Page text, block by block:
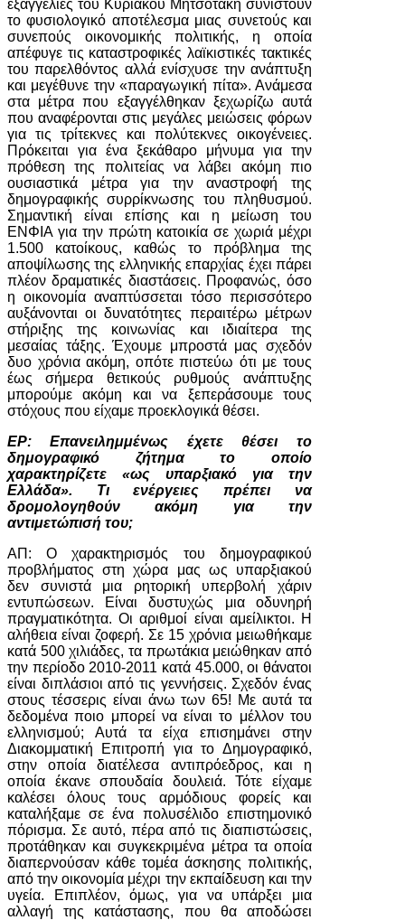
εξαγγελίες του Κυριάκου Μητσοτάκη συνιστούν
το φυσιολογικό αποτέλεσμα μιας συνετούς και
συνεπούς οικονομικής πολιτικής, η οποία
απέφυγε τις καταστροφικές λαϊκιστικές τακτικές
του παρελθόντος αλλά ενίσχυσε την ανάπτυξη
και μεγέθυνε την «παραγωγική πίτα». Ανάμεσα
στα μέτρα που εξαγγέλθηκαν ξεχωρίζω αυτά
που αναφέρονται στις μεγάλες μειώσεις φόρων
για τις τρίτεκνες και πολύτεκνες οικογένειες.
Πρόκειται για ένα ξεκάθαρο μήνυμα για την
πρόθεση της πολιτείας να λάβει ακόμη πιο
ουσιαστικά μέτρα για την αναστροφή της
δημογραφικής συρρίκνωσης του πληθυσμού.
Σημαντική είναι επίσης και η μείωση του
ΕΝΦΙΑ για την πρώτη κατοικία σε χωριά μέχρι
1.500 κατοίκους, καθώς το πρόβλημα της
αποψίλωσης της ελληνικής επαρχίας έχει πάρει
πλέον δραματικές διαστάσεις. Προφανώς, όσο
η οικονομία αναπτύσσεται τόσο περισσότερο
αυξάνονται οι δυνατότητες περαιτέρω μέτρων
στήριξης της κοινωνίας και ιδιαίτερα της
μεσαίας τάξης. Έχουμε μπροστά μας σχεδόν
δυο χρόνια ακόμη, οπότε πιστεύω ότι με τους
έως σήμερα θετικούς ρυθμούς ανάπτυξης
μπορούμε ακόμη και να ξεπεράσουμε τους
στόχους που είχαμε προεκλογικά θέσει.
ΕΡ: Επανειλημμένως έχετε θέσει το
δημογραφικό ζήτημα το οποίο
χαρακτηρίζετε «ως υπαρξιακό για την
Ελλάδα». Τι ενέργειες πρέπει να
δρομολογηθούν ακόμη για την
αντιμετώπισή του;
ΑΠ: Ο χαρακτηρισμός του δημογραφικού
προβλήματος στη χώρα μας ως υπαρξιακού
δεν συνιστά μια ρητορική υπερβολή χάριν
εντυπώσεων. Είναι δυστυχώς μια οδυνηρή
πραγματικότητα. Οι αριθμοί είναι αμείλικτοι. Η
αλήθεια είναι ζοφερή. Σε 15 χρόνια μειωθήκαμε
κατά 500 χιλιάδες, τα πρωτάκια μειώθηκαν από
την περίοδο 2010-2011 κατά 45.000, οι θάνατοι
είναι διπλάσιοι από τις γεννήσεις. Σχεδόν ένας
στους τέσσερις είναι άνω των 65! Με αυτά τα
δεδομένα ποιο μπορεί να είναι το μέλλον του
ελληνισμού; Αυτά τα είχα επισημάνει στην
Διακομματική Επιτροπή για το Δημογραφικό,
στην οποία διατέλεσα αντιπρόεδρος, και η
οποία έκανε σπουδαία δουλειά. Τότε είχαμε
καλέσει όλους τους αρμόδιους φορείς και
καταλήξαμε σε ένα πολυσέλιδο επιστημονικό
πόρισμα. Σε αυτό, πέρα από τις διαπιστώσεις,
προτάθηκαν και συγκεκριμένα μέτρα τα οποία
διαπερνούσαν κάθε τομέα άσκησης πολιτικής,
από την οικονομία μέχρι την εκπαίδευση και την
υγεία. Επιπλέον, όμως, για να υπάρξει μια
αλλαγή της κατάστασης, που θα αποδώσει